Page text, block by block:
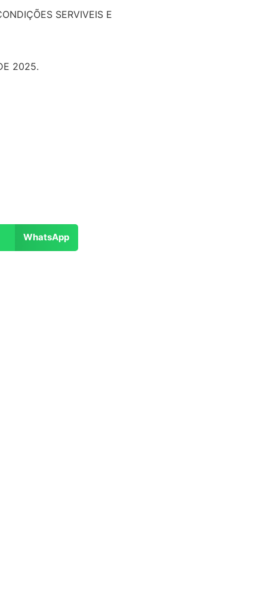
SERVIVEIS E
2025.
WhatsApp